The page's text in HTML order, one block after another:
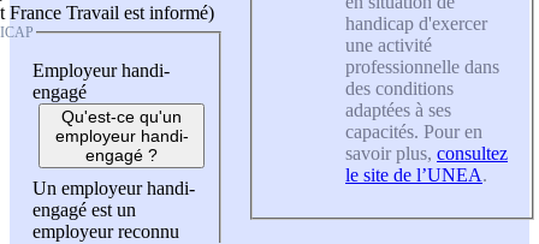
France Travail est informé)
Employeur handi-
engagé
Qu'est-ce qu'un
employeur handi-
engagé ?
Un employeur handi-
engagé est un
employeur reconnu
handicap d'exercer
une activité
professionnelle dans
des conditions
adaptées à ses
capacités. Pour en
savoir plus, consultez
le site de l’UNEA.